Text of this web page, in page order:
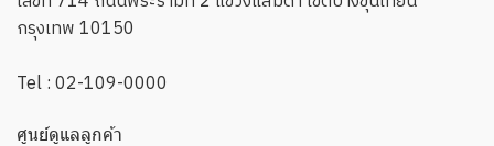
กรุงเทพ 10150
Tel :02-109-0000
ศูนย์ดูแลลูกค้า